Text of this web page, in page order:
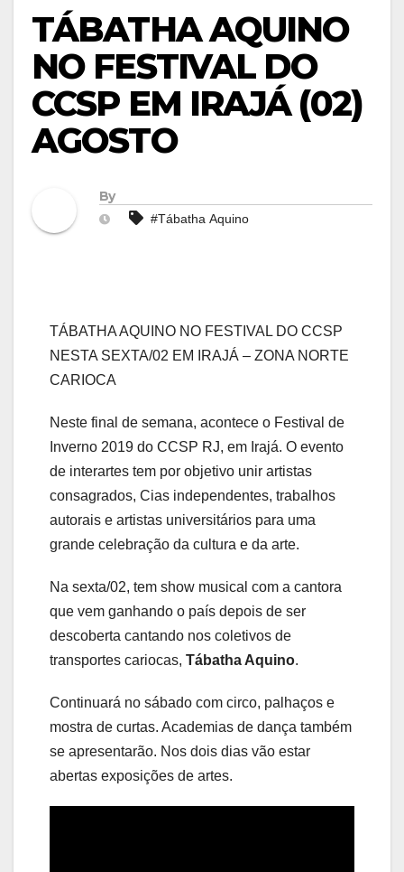
TÁBATHA AQUINO
NO FESTIVAL DO
CCSP EM IRAJÁ (02)
AGOSTO
By
#Tábatha Aquino
TÁBATHA AQUINO NO FESTIVAL DO CCSP
NESTA SEXTA/02 EM IRAJÁ – ZONA NORTE
CARIOCA
Neste final de semana, acontece o Festival de
Inverno 2019 do CCSP RJ, em Irajá. O evento
de interartes tem por objetivo unir artistas
consagrados, Cias independentes, trabalhos
autorais e artistas universitários para uma
grande celebração da cultura e da arte.
Na sexta/02, tem show musical com a cantora
que vem ganhando o país depois de ser
descoberta cantando nos coletivos de
transportes cariocas, Tábatha Aquino.
Continuará no sábado com circo, palhaços e
mostra de curtas. Academias de dança também
se apresentarão. Nos dois dias vão estar
abertas exposições de artes.